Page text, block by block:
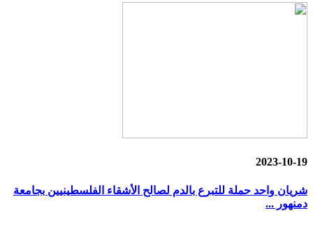
2023-10-19
شريان واحد حملة للتبرع بالدم لصالح الأشقاء الفلسطينيين بجامعة
دمنهور ...